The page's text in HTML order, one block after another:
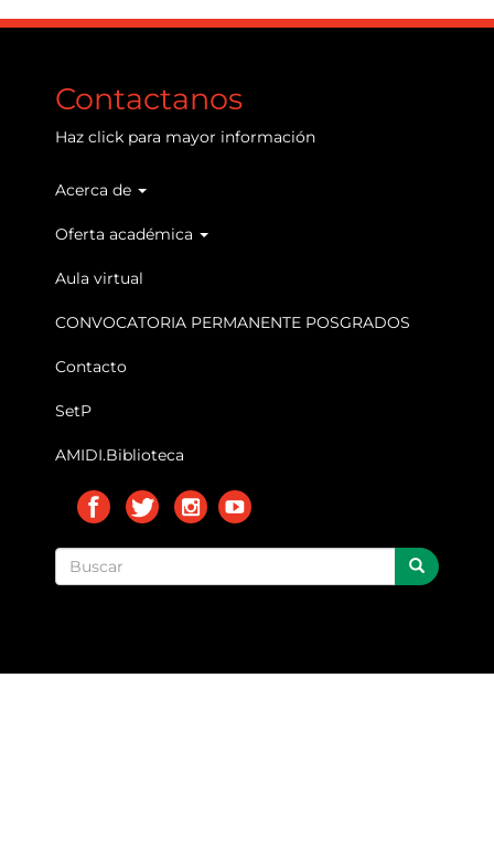
Contactanos
Haz click para mayor información
Main
navigation
Acerca de
Oferta académica
Aula virtual
CONVOCATORIA PERMANENTE POSGRADOS
Contacto
SetP
AMIDI.Biblioteca
búsqueda
Buscar BUSCAR